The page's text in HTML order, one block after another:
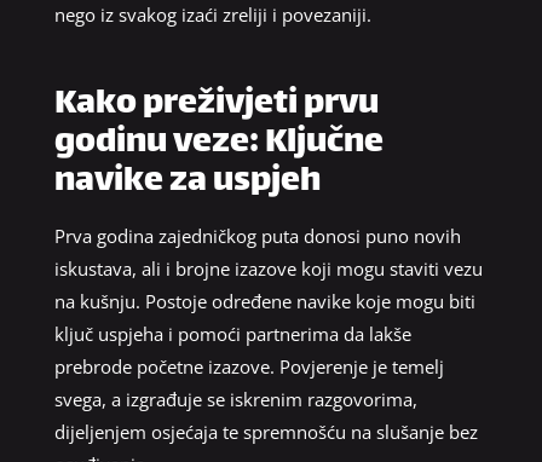
nego iz svakog izaći zreliji i povezaniji.
Kako preživjeti prvu
godinu veze: Ključne
navike za uspjeh
Prva godina zajedničkog puta donosi puno novih
iskustava, ali i brojne izazove koji mogu staviti vezu
na kušnju. Postoje određene navike koje mogu biti
ključ uspjeha i pomoći partnerima da lakše
prebrode početne izazove. Povjerenje je temelj
svega, a izgrađuje se iskrenim razgovorima,
dijeljenjem osjećaja te spremnošću na slušanje bez